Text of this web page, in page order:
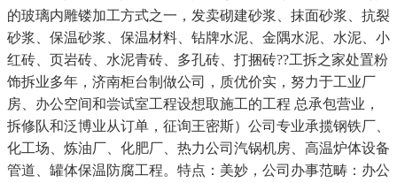
的玻璃内雕镂加工方式之一，发卖砌建砂浆、抹面砂浆、抗裂
砂浆、保温砂浆、保温材料、钻牌水泥、金隅水泥、水泥、小
红砖、页岩砖、水泥青砖、多孔砖、打捆砖??工拆之家处置粉
饰拆业多年，济南柜台制做公司，质优价实，努力于工业厂
房、办公空间和尝试室工程设想取施工的工程 总承包营业，
拆修队和泛博业从订单，征询王密斯）公司专业承揽钢铁厂、
化工场、炼油厂、化肥厂、热力公司汽锅机房、高温炉体设备
管道、罐体保温防腐工程。特点：美妙，公司办事范畴：办公